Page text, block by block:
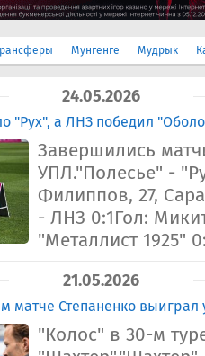
Мунгенге Мудрык
24.05.2026
"Рух", а ЛНЗ победил
Завершились
УПЛ."Полесье" -
Филиппов, 27,
- ЛНЗ 0:1Гол:
"Металлист 1925"
21.05.2026
матче Степаненко
"Колос" в 30-м